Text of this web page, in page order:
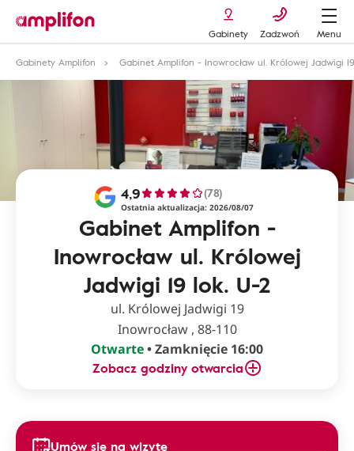
Gabinety Zadzwoń
Menu
Gabinety Amplifon
Gabinet Amplifon - Inowrocław ul. Królowej Jadwigi
Gabinet Amplifon -
Inowrocław ul. Królowej
Jadwigi 19 lok. U-2
4,9 (78)
Ostatnia aktualizacja: 2026/08/07
ul. Królowej Jadwigi 19
Inowrocław , 88-110
Otwarte• Zamknięcie 16:00
Zobacz godziny otwarcia
Umów się na wizytę